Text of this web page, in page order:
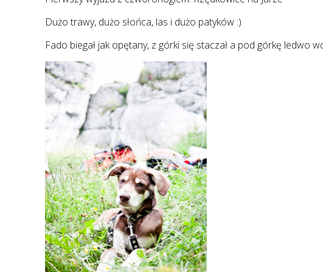
Dużo trawy, dużo słońca, las i dużo patyków :)
Fado biegał jak opętany, z górki się staczał a pod górkę ledwo